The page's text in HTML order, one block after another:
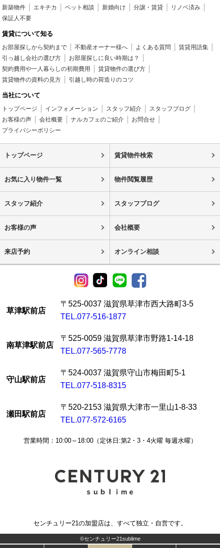
新築物件 エキチカ ペット相談 新婚向け 分譲・賃貸
リノベ済み
保証人不要
賃貸について知る
お部屋探しから契約まで 不動産オーナー様へ よくある質問
賃貸用語集
引っ越し会社の選び方
お部屋探しに良い時期は？
契約費用や一人暮らしの初期費用
賃貸物件の選び方
賃貸物件の資料の見方
引越し時の荷造りのコツ
当社について
トップページ インフォメーション スタッフ紹介
スタッフブログ
お客様の声
会社概要 ナルカフェのご紹介
お問合せ
プライバシーポリシー
トップページ 賃貸物件検索
お気に入り物件一覧 物件閲覧履歴
スタッフ紹介 スタッフブログ
お客様の声 会社概要
来店予約 オンライン相談
草津駅前店
〒525-0037 滋賀県草津市西大路町3-5
TEL.077-516-1877
南草津駅前店
〒525-0059 滋賀県草津市野路1-14-18
TEL.077-565-7778
守山駅前店
〒524-0037 滋賀県守山市梅田町5-1
TEL.077-518-8315
瀬田駅前店
〒520-2153 滋賀県大津市一里山1-8-33
TEL.077-572-6165
営業時間：10:00～18:00（定休日:第2・3・4火曜 毎週水曜）
センチュリー21の加盟店は、すべて独立・自営です。
©センチュリー21sublime